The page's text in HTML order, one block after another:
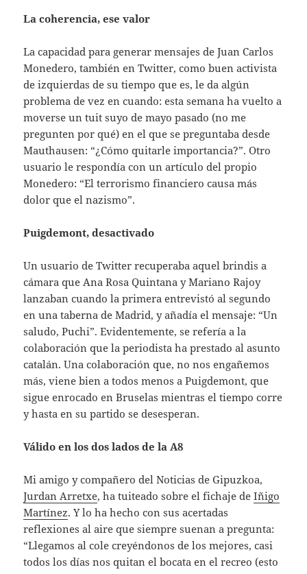
La coherencia, ese valor
La capacidad para generar mensajes de Juan Carlos
Monedero, también en Twitter, como buen activista
de izquierdas de su tiempo que es, le da algún
problema de vez en cuando: esta semana ha vuelto a
moverse un tuit suyo de mayo pasado (no me
pregunten por qué) en el que se preguntaba desde
Mauthausen: “¿Cómo quitarle importancia?”. Otro
usuario le respondía con un artículo del propio
Monedero: “El terrorismo financiero causa más
dolor que el nazismo”.
Puigdemont, desactivado
Un usuario de Twitter recuperaba aquel brindis a
cámara que Ana Rosa Quintana y Mariano Rajoy
lanzaban cuando la primera entrevistó al segundo
en una taberna de Madrid, y añadía el mensaje: “Un
saludo, Puchi”. Evidentemente, se refería a la
colaboración que la periodista ha prestado al asunto
catalán. Una colaboración que, no nos engañemos
más, viene bien a todos menos a Puigdemont, que
sigue enrocado en Bruselas mientras el tiempo corre
y hasta en su partido se desesperan.
Válido en los dos lados de la A8
Mi amigo y compañero del Noticias de Gipuzkoa,
Jurdan Arretxe, ha tuiteado sobre el fichaje deIñigo
Martínez. Y lo ha hecho con sus acertadas
reflexiones al aire que siempre suenan a pregunta:
“Llegamos al cole creyéndonos de los mejores, casi
todos los días nos quitan el bocata en el recreo (esto